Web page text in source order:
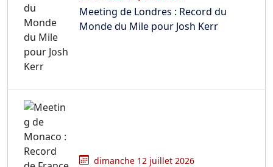
Meeting de Londres : Record du
Monde du Mile pour Josh Kerr
dimanche 12 juillet 2026